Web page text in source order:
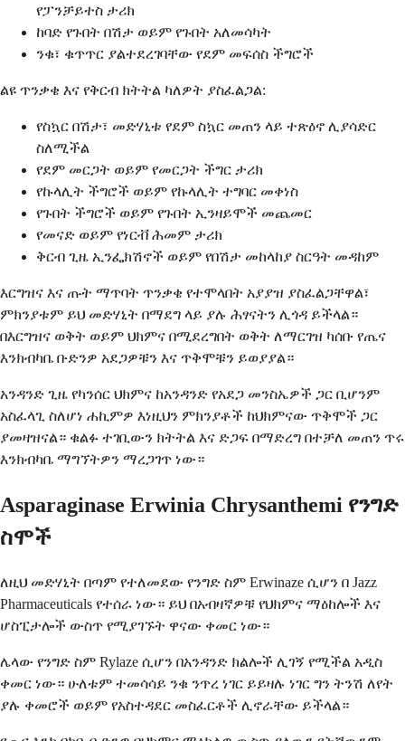
የፓንቻይተስ ታሪክ
ከባድ የጉበት በሽታ ወይም የጉበት አለመሳካት
ንቁ፣ ቁጥጥር ያልተደረገባቸው የደም መፍሰስ ችግሮች
ልዩ ጥንቃቄ እና የቅርብ ክትትል ካለዎት ያስፈልጋል:
የስኳር በሽታ፣ መድሃኒቱ የደም ስኳር መጠን ላይ ተጽዕኖ ሊያሳድር
ስለሚችል
የደም መርጋት ወይም የመርጋት ችግር ታሪክ
የኩላሊት ችግሮች ወይም የኩላሊት ተግባር መቀነስ
የጉበት ችግሮች ወይም የጉበት ኢንዛይሞች መጨመር
የመናድ ወይም የነርቭ ሕመም ታሪክ
ቅርብ ጊዜ ኢንፌክሽኖች ወይም የበሽታ መከላከያ ስርዓት መዳከም
እርግዝና እና ጡት ማጥባት ጥንቃቄ የተሞላበት አያያዝ ያስፈልጋቸዋል፣
ምክንያቱም ይህ መድሃኒት በማደግ ላይ ያሉ ሕፃናትን ሊጎዳ ይችላል።
በእርግዝና ወቅት ወይም ህክምና በሚደረግበት ወቅት ለማርገዝ ካሰቡ የጤና
እንክብካቤ ቡድንዎ አደጋዎቹን እና ጥቅሞቹን ይወያያል።
አንዳንድ ጊዜ የካንሰር ህክምና ከአንዳንድ የአደጋ መንስኤዎች ጋር ቢሆንም
አስፈላጊ ስለሆነ ሐኪምዎ እነዚህን ምክንያቶች ከህክምናው ጥቅሞች ጋር
ያመዛዝናል። ቁልፉ ተገቢውን ክትትል እና ድጋፍ በማድረግ በተቻለ መጠን ጥሩ
እንክብካቤ ማግኘትዎን ማረጋገጥ ነው።
Asparaginase Erwinia Chrysanthemi የንግድ
ስሞች
ለዚህ መድሃኒት በጣም የተለመደው የንግድ ስም Erwinaze ሲሆን በ Jazz
Pharmaceuticals የተሰራ ነው። ይህ በአብዛኛዎቹ የህክምና ማዕከሎች እና
ሆስፒታሎች ውስጥ የሚያገኙት ዋናው ቀመር ነው።
ሌላው የንግድ ስም Rylaze ሲሆን በአንዳንድ ክልሎች ሊገኝ የሚችል አዲስ
ቀመር ነው። ሁለቱም ተመሳሳይ ንቁ ንጥረ ነገር ይይዛሉ ነገር ግን ትንሽ ለየት
ያሉ ቀመሮች ወይም የአስተዳደር መስፈርቶች ሊኖራቸው ይችላል።